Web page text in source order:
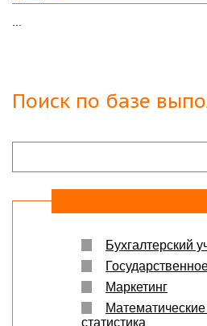
Поиск по базе
Бухгалтерский
Маркетинг
статистика